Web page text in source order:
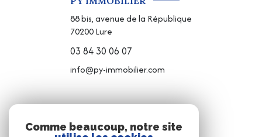
88 bis, avenue de la République
70200Lure
03 84 30 06 07
info@py-immobilier.com
Comme beaucoup, notre site